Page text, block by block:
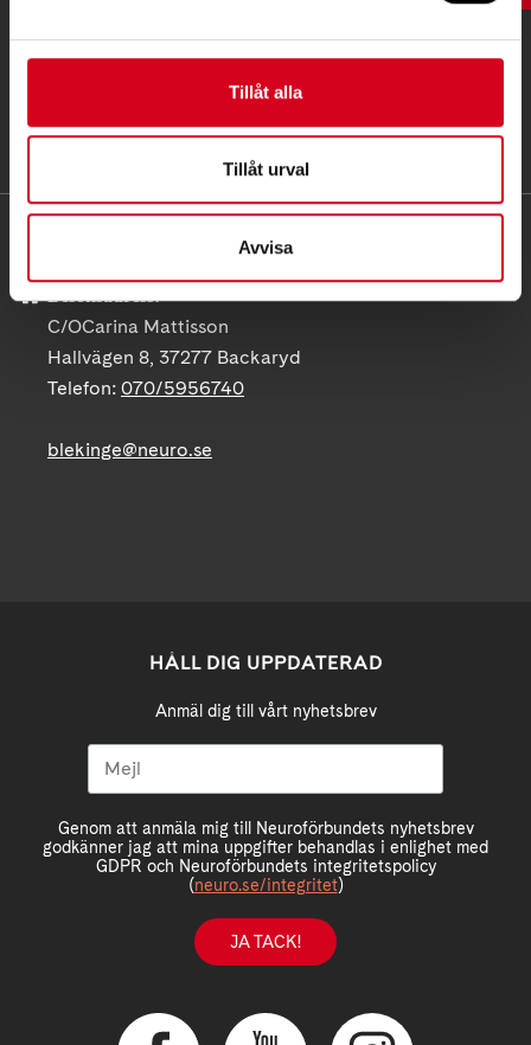
Tillåt alla
Tillåt urval
Avvisa
C/OCarina Mattisson
Hallvägen 8, 37277 Backaryd
Telefon: 070/5956740
blekinge@neuro.se
HÅLL DIG UPPDATERAD
Anmäl dig till vårt nyhetsbrev
Genom att anmäla mig till Neuroförbundets nyhetsbrev
godkänner jag att mina uppgifter behandlas i enlighet med
GDPR och Neuroförbundets integritetspolicy
(neuro.se/integritet)
JA TACK!